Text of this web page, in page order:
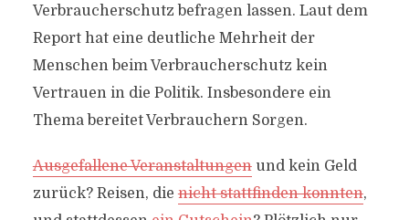
Verbraucherschutz befragen lassen. Laut dem
Report hat eine deutliche Mehrheit der
Menschen beim Verbraucherschutz kein
Vertrauen in die Politik. Insbesondere ein
Thema bereitet Verbrauchern Sorgen.
Ausgefallene Veranstaltungenund kein Geld
zurück? Reisen, dienicht stattfinden konnten,